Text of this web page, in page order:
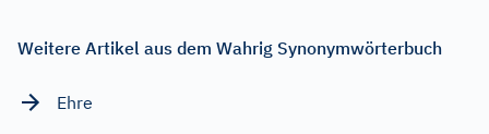
Weitere Artikel aus dem Wahrig Synonymwörterbuch
Ehre